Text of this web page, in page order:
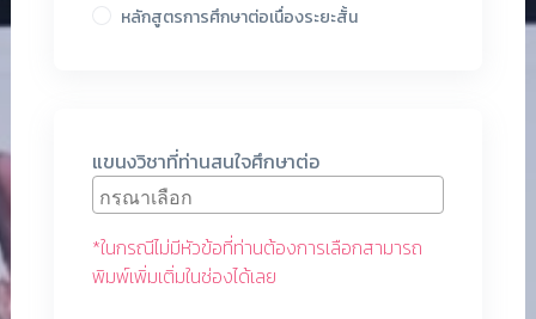
หลักสูตรการศึกษาต่อเนื่องระยะสั้น
แขนงวิชาที่ท่านสนใจศึกษาต่อ
*ในกรณีไม่มีหัวข้อที่ท่านต้องการเลือกสามารถ
พิมพ์เพิ่มเติ่มในช่องได้เลย